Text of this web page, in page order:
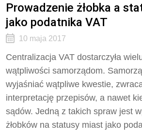
Prowadzenie żłobka a
jako podatnika VAT
10 maja 2017
Centralizacja VAT dostarczyła
wątpliwości samorządom.
wyjaśniać wątpliwe kwestie,
interpretację przepisów, a nawet
sądów. Jedną z takich spraw jest
żłobków na statusy miast jako